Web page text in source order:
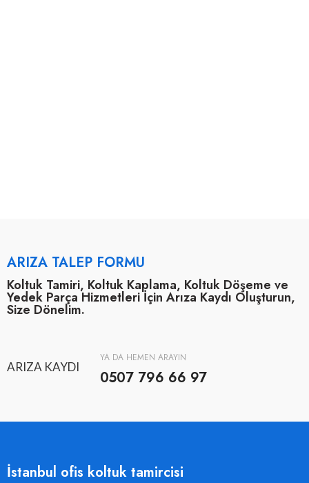
ARIZA TALEP FORMU
Koltuk Tamiri, Koltuk Kaplama, Koltuk Döşeme ve
Yedek Parça Hizmetleri İçin Arıza Kaydı Oluşturun,
Size Dönelim.
ARIZA KAYDI
YA DA HEMEN ARAYIN
0507 796 66 97
İstanbul ofis koltuk tamircisi